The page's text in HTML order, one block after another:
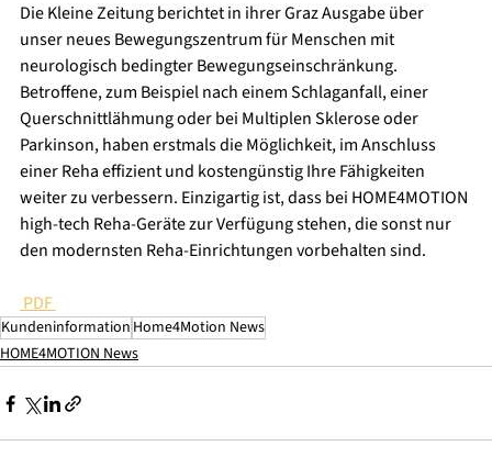
Die Kleine Zeitung berichtet in ihrer Graz Ausgabe über
unser neues Bewegungszentrum für Menschen mit
neurologisch bedingter Bewegungseinschränkung.
Betroffene, zum Beispiel nach einem Schlaganfall, einer
Querschnittlähmung oder bei Multiplen Sklerose oder
Parkinson, haben erstmals die Möglichkeit, im Anschluss
einer Reha effizient und kostengünstig Ihre Fähigkeiten
weiter zu verbessern. Einzigartig ist, dass bei HOME4MOTION
high-tech Reha-Geräte zur Verfügung stehen, die sonst nur
den modernsten Reha-Einrichtungen vorbehalten sind.
PDF
Kundeninformation Home4Motion News
HOME4MOTION News